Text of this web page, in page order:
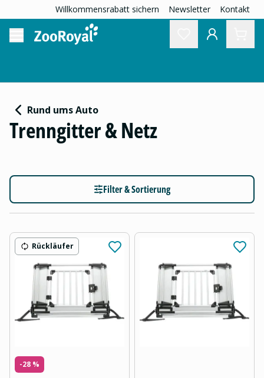
Willkommensrabatt sichern Newsletter Kontakt
Rund ums Auto
Trenngitter & Netz
Filter & Sortierung
Rückläufer
-28 %